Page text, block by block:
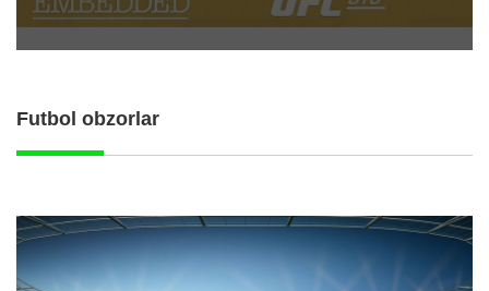
Futbol obzorlar